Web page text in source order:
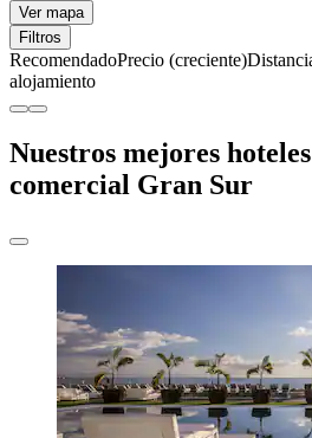
Ver mapa
Filtros
RecomendadoPrecio (creciente)
alojamiento
Nuestros mejores
comercial Gran Sur